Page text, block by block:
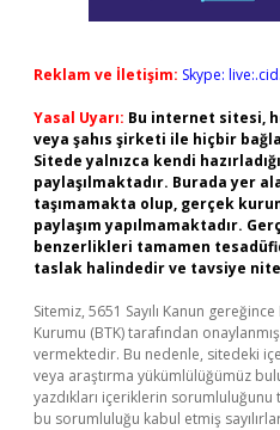
Reklam ve İletişim: Skype:
Yasal Uyarı: Bu internet sitesi,
veya şahıs şirketi ile hiçbir
Sitede yalnızca kendi
paylaşılmaktadır. Burada yer
taşımamakta olup, gerçek
paylaşım yapılmamaktadır.
benzerlikleri tamamen
taslak halindedir ve tavsiye
Sitemiz, 5651 Sayılı Kanun
Kurumu (BTK) tarafından
vermektedir. Bu nedenle, sitedeki
veya araştırma yükümlülüğümüz
yazdıkları içeriklerin
bu sorumluluğu kabul etmiş